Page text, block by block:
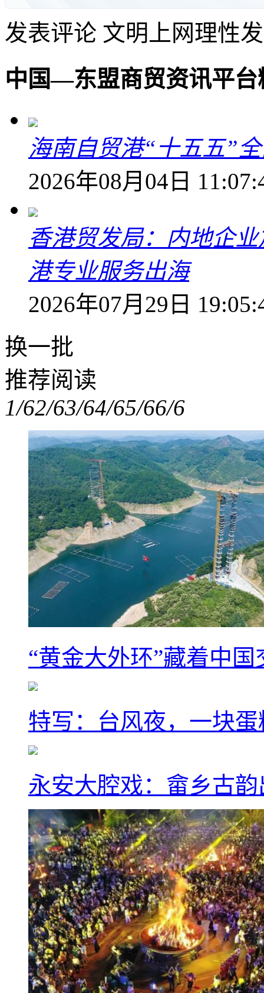
发表评论 文明上网理性
中国—东盟商贸资讯平台
海南自贸港“十五五”
2026年08月04日
香港贸发局：内地企
港专业服务出海
2026年07月29日
换一批
推荐阅读
1/62/63/64/65/66/6
“黄金大外环”藏着中
特写：台风夜，一块
永安大腔戏：畲乡古